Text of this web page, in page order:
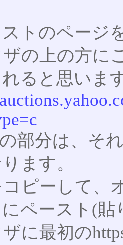
トのページ
の上の方に
ると思いま
部分は、そ
ます。
コピーして、
にペースト(
に最初の